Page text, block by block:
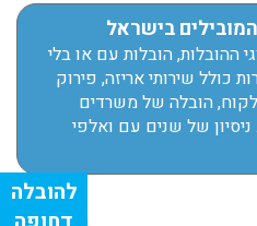
בישראל
ההובלות, הובלות עם או בלי
כולל שירותי אריזה, פירוק
הובלה של משרדים
של שנים עם ואלפי